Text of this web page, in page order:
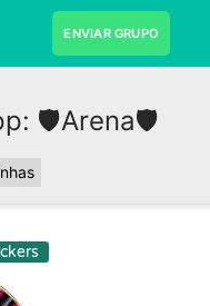
ENVIAR GRUPO
🛡️Arena🛡️